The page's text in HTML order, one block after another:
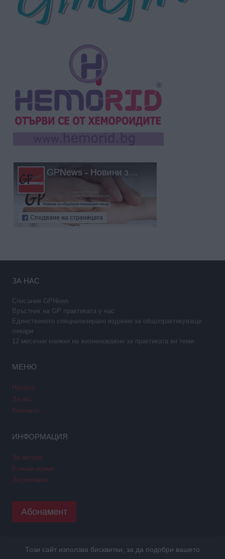
ЗА НАС
Списание GPNews
Връстник на GP практиката у нас
Единственото специализирано издание за общопрактикуващи
лекари
12 месечни книжки на жизненоважни за практиката ви теми
МЕНЮ
Начало
За нас
Контакти
ИНФОРМАЦИЯ
За автори
Етични норми
За реклама
Абонамент
Този сайт използва бисквитки, за да подобри вашето